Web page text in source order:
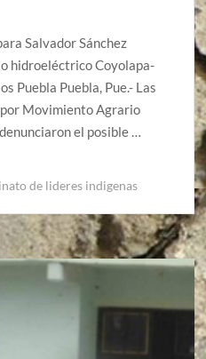
Salvador Sánchez
hidroeléctrico Coyolapa-
Puebla Puebla, Pue.- Las
Movimiento Agrario
el posible …
de lideres indigenas